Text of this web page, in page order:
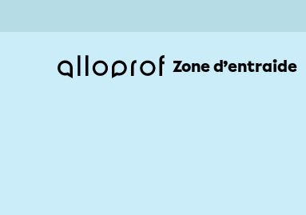
Zone d’entraide